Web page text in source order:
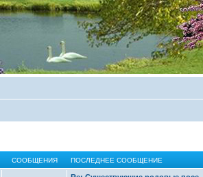
СООБЩЕНИЯ ПОСЛЕДНЕЕ СООБЩЕНИЕ